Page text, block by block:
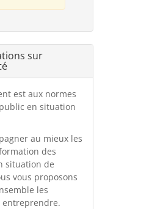
sur
est aux normes
en situation
au mieux les
des
situation de
vous proposons
les
entreprendre.